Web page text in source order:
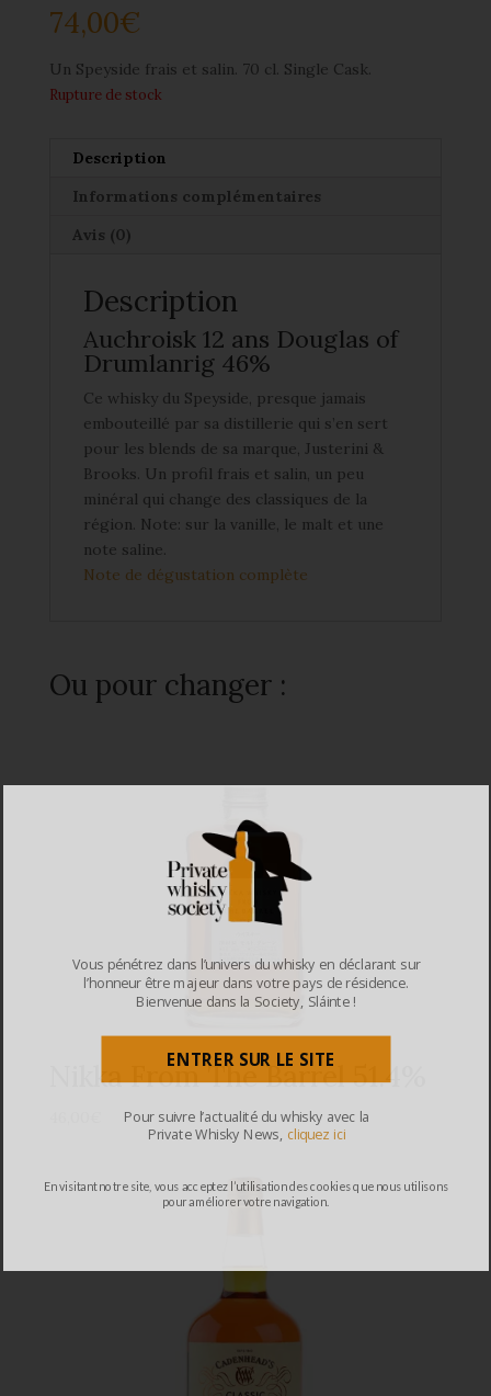
74,00€
Un Speyside frais et salin. 70 cl. Single Cask.
Rupture de stock
Description
Informations complémentaires
Avis (0)
Description
Auchroisk 12 ans Douglas of
Drumlanrig 46%
Ce whisky du Speyside, presque jamais
embouteillé par sa distillerie qui s’en sert
pour les blends de sa marque, Justerini &
Brooks. Un profil frais et salin, un peu
minéral qui change des classiques de la
région. Note: sur la vanille, le malt et une
note saline.
Note de dégustation complète
Ou pour changer :
Nikka From The Barrel 51.4%
Vous pénétrez dans l’univers du whisky en déclarant sur
l’honneur être majeur dans votre pays de résidence.
Bienvenue dans la Society, Sláinte !
ENTRER SUR LE SITE
En visitant notre site, vous acceptez l’utilisation des cookies que nous utilisons
pour améliorer votre navigation.
Pour suivre l’actualité du whisky avec la
Private Whisky News, cliquez ici